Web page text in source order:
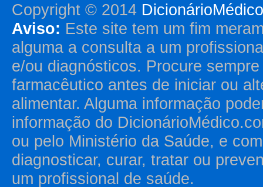
Copyright © 2014
Aviso: Este site tem um fim
alguma a consulta a um
e/ou diagnósticos. Procure
farmacêutico antes de iniciar ou
alimentar. Alguma informação
informação do
ou pelo Ministério da Saúde, e
diagnosticar, curar, tratar ou
um profissional de saúde.